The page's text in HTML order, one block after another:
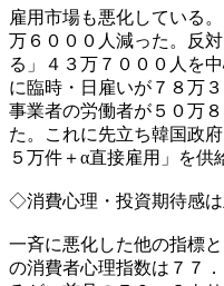
雇用市場も悪化している
万６０００人減った。反
る」４３万７０００人を
に臨時・日雇いが７８万
事業者の労働者が５０万
た。これに先立ち韓国政
５万件＋α直接雇用」を供
◇消費心理・投資期待感
一斉に悪化した他の指標
の消費者心理指数は７７